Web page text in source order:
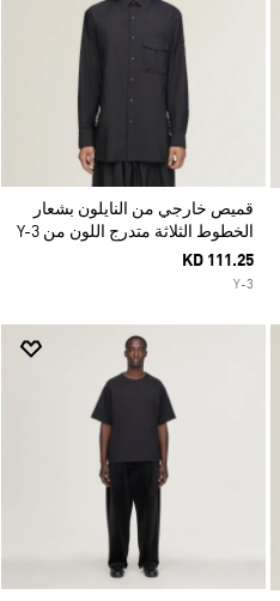
قميص خارجي من النايلون بشعار
الخطوط الثلاثة متدرج اللون من Y-3
KD 111.25
Y-3